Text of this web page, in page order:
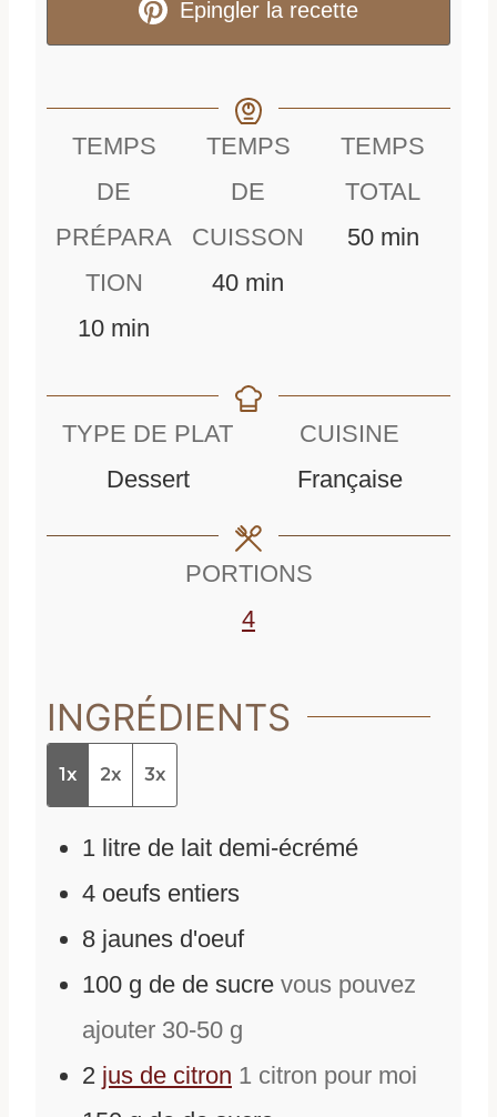
Epingler la recette
TEMPS
DE
PRÉPARA
TION
10mmin
TEMPS
DE
CUISSON
40m
u
s
min
TEMPS
TOTAL
50m
e
min
TYPE DE PLAT
Dessert
CUISINE
Française
PORTIONS
4
INGRÉDIENTS
1x 2x 3x
1 litre de lait demi-écrémé
4 oeufs entiers
8 jaunes d'oeuf
100 g de de sucre vous pouvez
ajouter 30-50 g
2 jus de citron 1 citron pour moi